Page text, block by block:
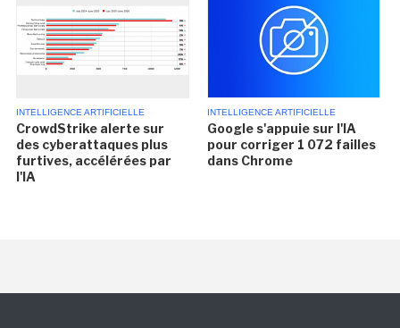
INTELLIGENCE ARTIFICIELLE
CrowdStrike alerte sur
des cyberattaques plus
furtives, accélérées par
l'IA
INTELLIGENCE ARTIFICIELLE
Google s'appuie sur l'IA
pour corriger 1 072 failles
dans Chrome